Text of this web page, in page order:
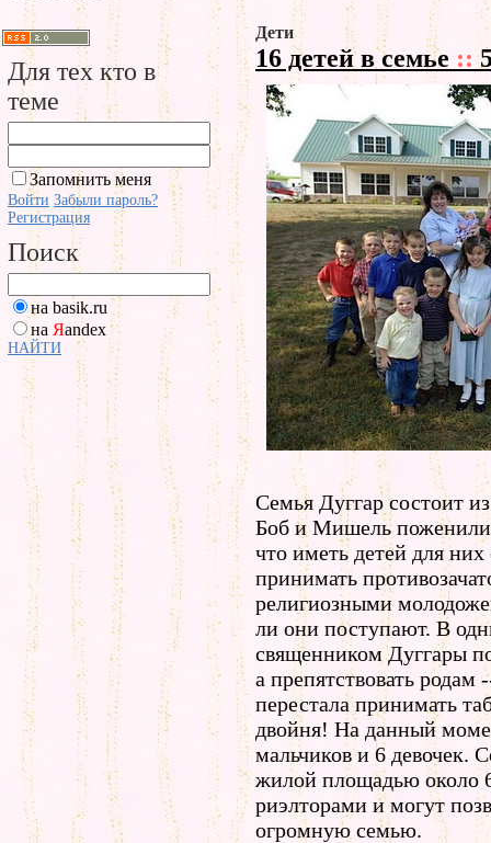
Для тех кто в
теме
Запомнить меня
Войти Забыли пароль?
Регистрация
Поиск
на basik.ru
на Яandex
НАЙТИ
Дети
16 детей в семье ::
Семья Дуггар состоит
Боб и Мишель
что иметь детей для
принимать
религиозными
ли они поступают. В
священником Дуггары
а препятствовать
перестала принимать
двойня! На данный
мальчиков и 6 девочек.
жилой площадью около
риэлторами и могут
огромную семью.